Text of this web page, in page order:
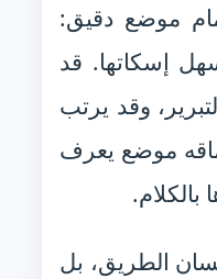
موضع دقيق:
إسكاتها. قد
وقد يرتب
موضع يعرف
الطريق، بل